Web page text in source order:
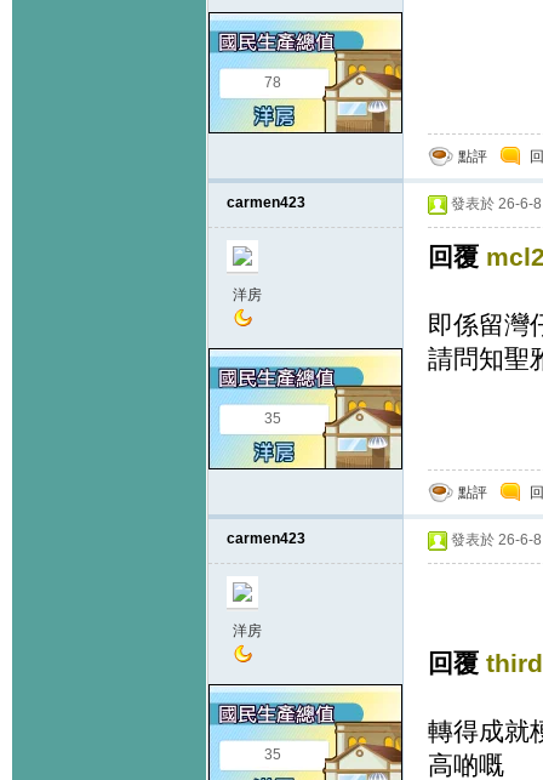
78
點評
carmen423
洋房
35
發表於 26-6-
回覆
即係留灣
請問知聖
點評
carmen423
洋房
35
發表於 26-6-
回覆
轉得成就
高啲嘅